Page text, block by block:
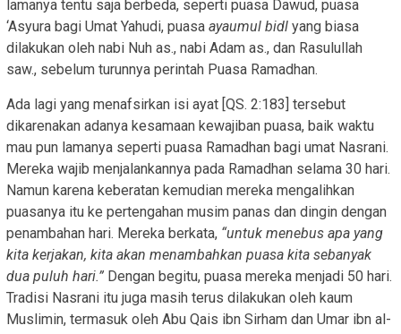
lamanya tentu saja berbeda, seperti puasa Dawud, puasa
‘Asyura bagi Umat Yahudi, puasa ayaumul bidl yang biasa
dilakukan oleh nabi Nuh as., nabi Adam as., dan Rasulullah
saw., sebelum turunnya perintah Puasa Ramadhan.
Ada lagi yang menafsirkan isi ayat [QS. 2:183] tersebut
dikarenakan adanya kesamaan kewajiban puasa, baik waktu
mau pun lamanya seperti puasa Ramadhan bagi umat Nasrani.
Mereka wajib menjalankannya pada Ramadhan selama 30 hari.
Namun karena keberatan kemudian mereka mengalihkan
puasanya itu ke pertengahan musim panas dan dingin dengan
penambahan hari. Mereka berkata, “untuk menebus apa yang
kita kerjakan, kita akan menambahkan puasa kita sebanyak
dua puluh hari.” Dengan begitu, puasa mereka menjadi 50 hari.
Tradisi Nasrani itu juga masih terus dilakukan oleh kaum
Muslimin, termasuk oleh Abu Qais ibn Sirham dan Umar ibn al-